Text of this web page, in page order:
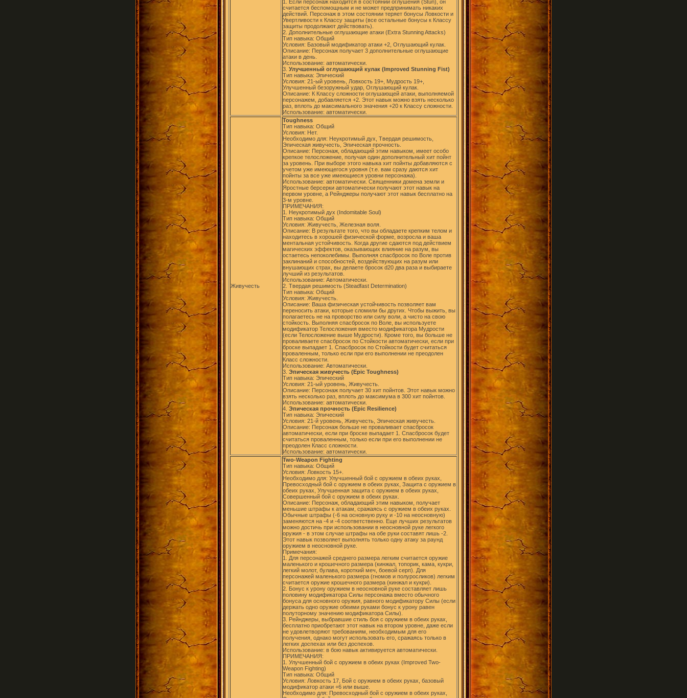
1. Если персонаж находится в состоянии оглушения (Stun), он
считается беспомощным и не может предпринимать никаких
действий. Персонаж в этом состоянии теряет бонусы Ловкости и
Увертливости к Классу защиты (все остальные бонусы к Классу
защиты продолжают действовать).
2. Дополнительные оглушающие атаки (Extra Stunning Attacks)
Тип навыка: Общий
Условия: Базовый модификатор атаки +2, Оглушающий кулак.
Описание: Персонаж получает 3 дополнительные оглушающие
атаки в день.
Использование: автоматически.
3. Улучшенный оглушающий кулак (Improved Stunning Fist)
Тип навыка: Эпический
Условия: 21-ый уровень, Ловкость 19+, Мудрость 19+,
Улучшенный безоружный удар, Оглушающий кулак.
Описание: К Классу сложности оглушающей атаки, выполняемой
персонажем, добавляется +2. Этот навык можно взять несколько
раз, вплоть до максимального значения +20 к Классу сложности.
Использование: автоматически.
Живучесть
Toughness
Тип навыка: Общий
Условия: Нет.
Необходимо для: Неукротимый дух, Твердая решимость,
Эпическая живучесть, Эпическая прочность.
Описание: Персонаж, обладающий этим навыком, имеет особо
крепкое телосложение, получая один дополнительный хит пойнт
за уровень. При выборе этого навыка хит пойнты добавляются с
учетом уже имеющегося уровня (т.е. вам сразу даются хит
пойнты за все уже имеющиеся уровни персонажа).
Использование: автоматически. Священники домена земли и
Яростные берсерки автоматически получают этот навык на
первом уровне, а Рейнджеры получают этот навык бесплатно на
3-м уровне.
ПРИМЕЧАНИЯ:
1. Неукротимый дух (Indomitable Soul)
Тип навыка: Общий
Условия: Живучесть, Железная воля.
Описание: В результате того, что вы обладаете крепким телом и
находитесь в хорошей физической форме, возросла и ваша
ментальная устойчивость. Когда другие сдаются под действием
магических эффектов, оказывающих влияние на разум, вы
остаетесь непоколебимы. Выполняя спасбросок по Воле против
заклинаний и способностей, воздействующих на разум или
внушающих страх, вы делаете бросок d20 два раза и выбираете
лучший из результатов.
Использование: Автоматически.
2. Твердая решимость (Steadfast Determination)
Тип навыка: Общий
Условия: Живучесть.
Описание: Ваша физическая устойчивость позволяет вам
переносить атаки, которые сломили бы других. Чтобы выжить, вы
полагаетесь не на проворство или силу воли, а чисто на свою
стойкость. Выполняя спасбросок по Воле, вы используете
модификатор Телосложения вместо модификатора Мудрости
(если Телосложение выше Мудрости). Кроме того, вы больше не
проваливаете спасбросок по Стойкости автоматически, если при
броске выпадает 1. Спасбросок по Стойкости будет считаться
проваленным, только если при его выполнении не преодолен
Класс сложности.
Использование: Автоматически.
3. Эпическая живучесть (Epic Toughness)
Тип навыка: Эпический
Условия: 21-ый уровень, Живучесть.
Описание: Персонаж получает 30 хит пойнтов. Этот навык можно
взять несколько раз, вплоть до максимума в 300 хит пойнтов.
Использование: автоматически.
4. Эпическая прочность (Epic Resilience)
Тип навыка: Эпический
Условия: 21-й уровень, Живучесть, Эпическая живучесть.
Описание: Персонаж больше не проваливает спасбросок
автоматически, если при броске выпадает 1. Спасбросок будет
считаться проваленным, только если при его выполнении не
преодолен Класс сложности.
Использование: автоматически.
Two-Weapon Fighting
Тип навыка: Общий
Условия: Ловкость 15+.
Необходимо для: Улучшенный бой с оружием в обеих руках,
Превосходный бой с оружием в обеих руках, Защита с оружием в
обеих руках, Улучшенная защита с оружием в обеих руках,
Совершенный бой с оружием в обеих руках.
Описание: Персонаж, обладающий этим навыком, получает
меньшие штрафы к атакам, сражаясь с оружием в обеих руках.
Обычные штрафы (-6 на основную руку и -10 на неосновную)
заменяются на -4 и -4 соответственно. Еще лучших результатов
можно достичь при использовании в неосновной руке легкого
оружия - в этом случае штрафы на обе руки составят лишь -2.
Этот навык позволяет выполнять только одну атаку за раунд
оружием в неосновной руке.
Примечания:
1. Для персонажей среднего размера легким считается оружие
маленького и крошечного размера (кинжал, топорик, кама, кукри,
легкий молот, булава, короткий меч, боевой серп). Для
персонажей маленького размера (гномов и полуросликов) легким
считается оружие крошечного размера (кинжал и кукри).
2. Бонус к урону оружием в неосновной руке составляет лишь
половину модификатора Силы персонажа вместо обычного
бонуса для основного оружия, равного модификатору Силы (если
держать одно оружие обеими руками бонус к урону равен
полуторному значению модификатора Силы).
3. Рейнджеры, выбравшие стиль боя с оружием в обеих руках,
бесплатно приобретают этот навык на втором уровне, даже если
не удовлетворяют требованиям, необходимым для его
получения, однако могут использовать его, сражаясь только в
легких доспехах или без доспехов.
Использование: в бою навык активируется автоматически.
ПРИМЕЧАНИЯ:
1. Улучшенный бой с оружием в обеих руках (Improved Two-
Weapon Fighting)
Тип навыка: Общий
Условия: Ловкость 17, Бой с оружием в обеих руках, базовый
модификатор атаки +6 или выше.
Необходимо для: Превосходный бой с оружием в обеих руках,